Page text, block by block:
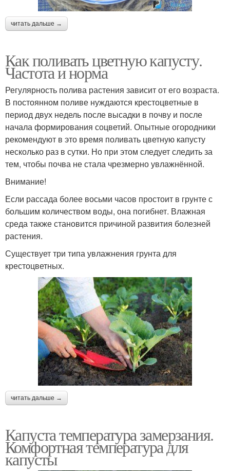
читать дальше →
Как поливать цветную капусту.
Частота и норма
Регулярность полива растения зависит от его возраста.
В постоянном поливе нуждаются крестоцветные в
период двух недель после высадки в почву и после
начала формирования соцветий. Опытные огородники
рекомендуют в это время поливать цветную капусту
несколько раз в сутки. Но при этом следует следить за
тем, чтобы почва не стала чрезмерно увлажнённой.
Внимание!
Если рассада более восьми часов простоит в грунте с
большим количеством воды, она погибнет. Влажная
среда также становится причиной развития болезней
растения.
Существует три типа увлажнения грунта для
крестоцветных.
читать дальше →
Капуста температура замерзания.
Комфортная температура для
капусты